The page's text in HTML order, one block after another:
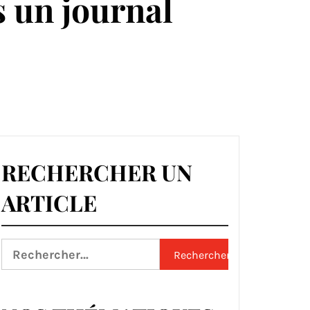
un journal
RECHERCHER UN
ARTICLE
Rechercher :